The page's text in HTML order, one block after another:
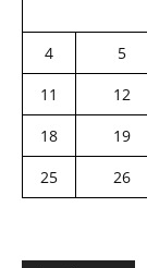
4
5
11
12
18
19
25
26